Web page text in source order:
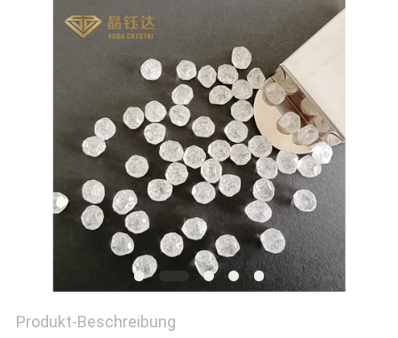
SITEMAP
PRIVACY
POLICY
Produkt-Beschreibung